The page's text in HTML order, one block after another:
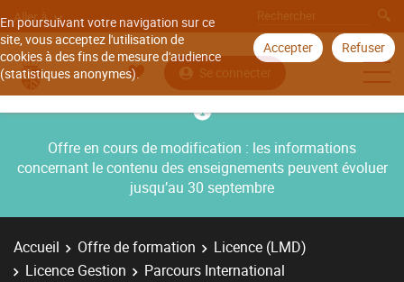
En poursuivant votre navigation sur ce
site, vous acceptez l'utilisation de
cookies à des fins de mesure d'audience
(statistiques anonymes).
Accepter Refuser
Aller à
Se connecter
Offre en cours de modification : les informations
concernant le contenu des enseignements peuvent évoluer
jusqu’au 30 septembre
Accueil Offre de formation
Licence (LMD)
Licence Gestion
Parcours International